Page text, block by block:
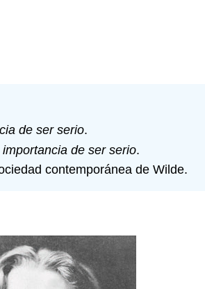
de ser serio.
importancia de ser serio.
contemporánea de Wilde.